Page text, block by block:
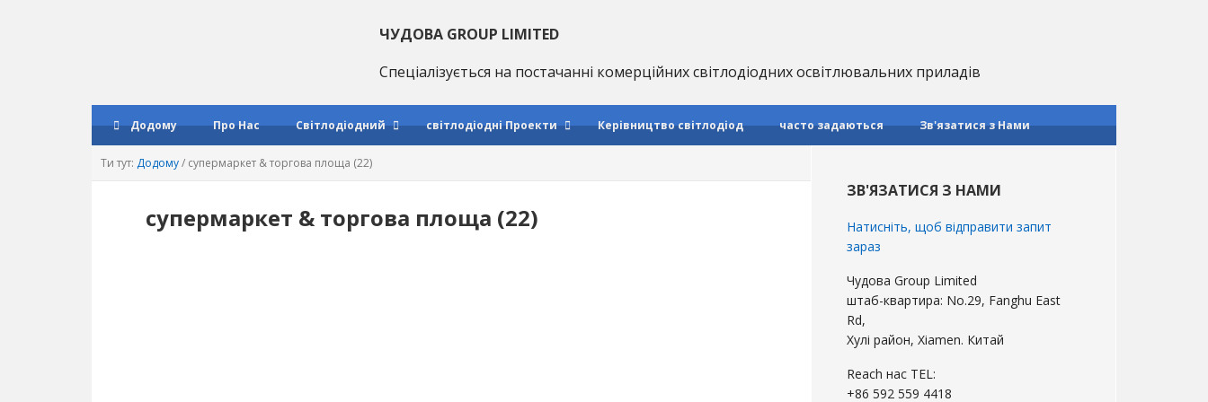
ЧУДОВА GROUP LIMITED
Спеціалізується на постачанні комерційних світлодіодних освітлювальних приладів
Додому Про Нас Світлодіодний світлодіодні Проекти Керівництво світлодіод часто задаються Зв'язатися з Нами
Ти тут: Додому/ супермаркет & торгова площа (22)
супермаркет & торгова площа (22)
бічна
панель
ЗВ'ЯЗАТИСЯ З НАМИ
Натисніть, щоб відправити запит
зараз
Чудова Group Limited
штаб-квартира: No.29, Fanghu East
Rd,
Хулі район, Xiamen. Китай
Reach нас TEL:
+86 592 559 4418